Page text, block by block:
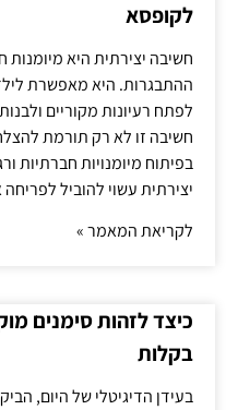
לקופסא
חשיבה יצירתית היא מיומנות
ההתבגרות. היא מאפשרת
לפתח רעיונות מקוריים
חשיבה זו לא רק תורמת
בפיתוח מיומנויות חברתיות
יצירתית עשוי להוביל
לקריאת המאמר »
כיצד לזהות סימנים
בקלות
בעידן הדיגיטלי של היום,